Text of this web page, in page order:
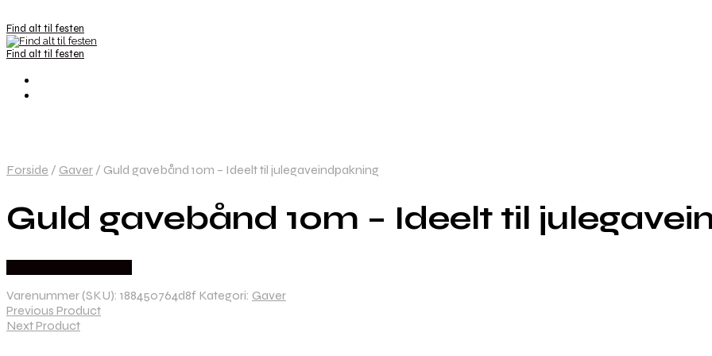
Find alt til festen
Find alt til festen
Forside / Gaver / Guld gavebånd 10m – Ideelt til julegaveindpakning
Guld gavebånd 10m – Ideelt til
Varenummer (SKU): 188450764d8f Kategori: Gaver
Previous Product
Next Product